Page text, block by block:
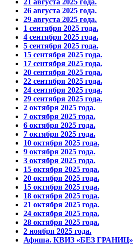
26 августа 2025 года.
29 августа 2025 года.
1 сентября 2025 года.
4 сентября 2025 года.
5 сентября 2025 года.
15 сентября 2025 года.
17 сентября 2025 года.
20 сентября 2025 года.
22 сентября 2025 года.
24 сентября 2025 года.
29 сентября 2025 года.
2 октября 2025 года.
7 октября 2025 года.
6 октября 2025 года.
7 октября 2025 года.
10 октября 2025 года.
9 октября 2025 года.
3 октября 2025 года.
15 октября 2025 года.
20 октября 2025 года.
15 октября 2025 года.
18 октября 2025 года.
21 октября 2025 года.
24 октября 2025 года.
28 октября 2025 года.
2 ноября 2025 года.
Афиша. КВИЗ «БЕЗ ГРАНИЦ»